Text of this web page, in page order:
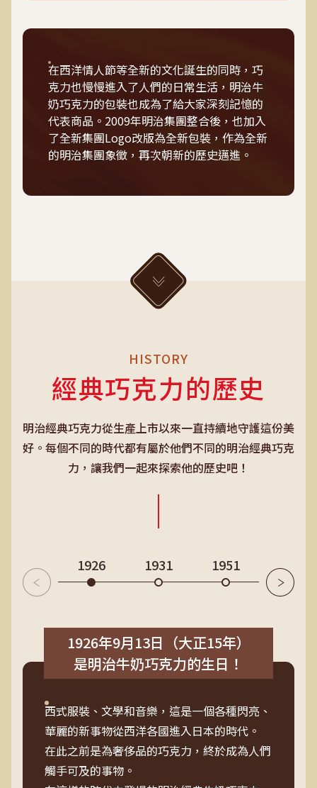
在西洋情人節等全新的文化誕生的同時，巧
克力也慢慢進入了人們的日常生活，明治牛
奶巧克力的包裝也成為了給大家深刻記憶的
代表商品。2009年明治集團整合後，也加入
了全新集團Logo改版為全新包裝，作為全新
的明治集團象徵，再次朝新的歷史邁進。
HISTORY
經典巧克力的歷史
明治經典巧克力從生產上市以來一直持續地守護這份美
好。每個不同的時代都有屬於他們不同的明治經典巧克
力，讓我們一起來探索他的歷史吧！
1926 1931 1951 1955
1926年9月13日（大正15年）
是明治牛奶巧克力的生日！
西式服裝、文學和音樂，這是一個各種閃亮、
華麗的新事物從西洋各國進入日本的時代。
在此之前是為奢侈品的巧克力，終於成為人們
觸手可及的事物。